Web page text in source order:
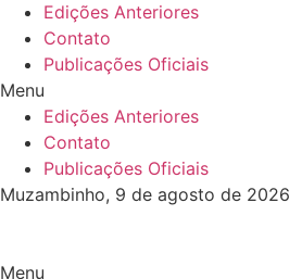
Edições Anteriores
Contato
Publicações Oficiais
Menu
Edições Anteriores
Contato
Publicações Oficiais
Muzambinho, 9 de agosto de 2026
Menu